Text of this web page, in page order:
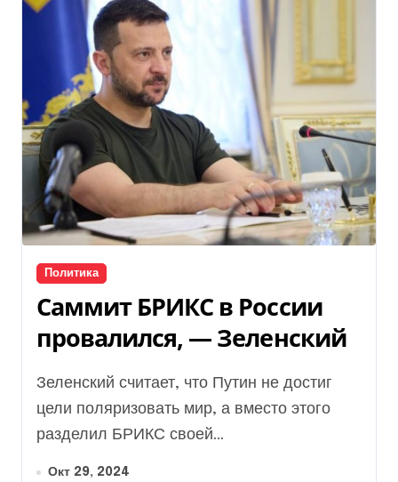
Политика
Саммит БРИКС в России
провалился, — Зеленский
Зеленский считает, что Путин не достиг
цели поляризовать мир, а вместо этого
разделил БРИКС своей...
Окт 29, 2024